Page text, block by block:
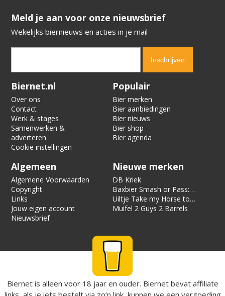
​​​​​​​Meld je aan voor onze nieuwsbrief
Wekelijks biernieuws en acties in je mail
Verification code:
Biernet.nl
Over ons
Contact
Werk & stages
Samenwerken &
adverteren
Cookie instellingen
Populair
Bier merken
Bier aanbiedingen
Bier nieuws
Bier shop
Bier agenda
Algemeen
Algemene Voorwaarden
Copyright
Links
Jouw eigen account
Nieuwsbrief
Nieuwe merken
DB Kriek
Baxbier Smash or Pass:
Strata
Uiltje Take my Horse to
the Hotel Room
Muifel 2 Guys 2 Barrels
Biernet is alleen voor 18 jaar en ouder. Biernet bevat affiliate